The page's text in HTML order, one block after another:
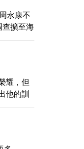
永康不
查擴至海
耀，但
他的訓
已。